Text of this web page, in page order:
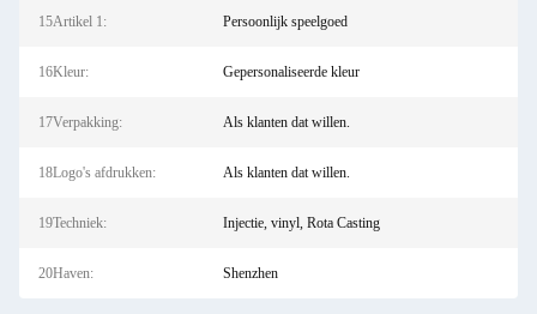
15Artikel 1: Persoonlijk speelgoed
16Kleur: Gepersonaliseerde kleur
17Verpakking: Als klanten dat willen.
18Logo's afdrukken: Als klanten dat willen.
19Techniek: Injectie, vinyl, Rota Casting
20Haven: Shenzhen